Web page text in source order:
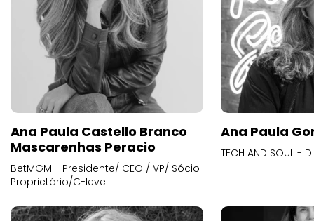
Ana Paula Castello Branco
Mascarenhas Peracio
BetMGM - Presidente/ CEO / VP/ Sócio
Proprietário/C-level
Ana Paula
TECH AND SOUL